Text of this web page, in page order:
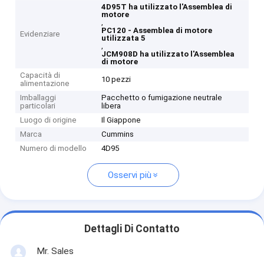
Evidenziare
4D95T ha utilizzato l'Assemblea di
motore
,
PC120 - Assemblea di motore
utilizzata 5
,
JCM908D ha utilizzato l'Assemblea
di motore
Capacità di
alimentazione
10 pezzi
Imballaggi
particolari
Pacchetto o fumigazione neutrale
libera
Luogo di origine
Il Giappone
Marca
Cummins
Numero di modello
4D95
Osservi più
Dettagli Di Contatto
Mr. Sales